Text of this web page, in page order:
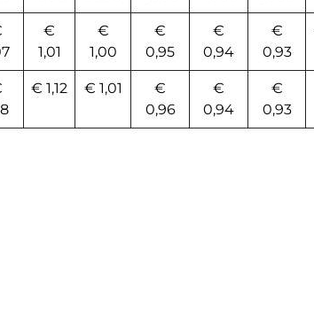
€
1,01
€
1,00
€
0,95
€
0,94
€
0,93
€ 1,12 € 1,01
€
0,96
€
0,94
€
0,93